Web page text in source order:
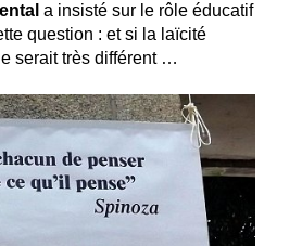
a insisté sur le rôle éducatif
question : et si la laïcité
serait très différent …